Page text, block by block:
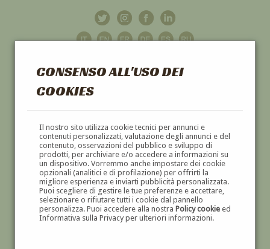
CONSENSO ALL'USO DEI
COOKIES
Il nostro sito utilizza cookie tecnici per annunci e
contenuti personalizzati, valutazione degli annunci e del
contenuto, osservazioni del pubblico e sviluppo di
prodotti, per archiviare e/o accedere a informazioni su
un dispositivo. Vorremmo anche impostare dei cookie
opzionali (analitici e di profilazione) per offrirti la
migliore esperienza e inviarti pubblicità personalizzata.
Puoi scegliere di gestire le tue preferenze e accettare,
selezionare o rifiutare tutti i cookie dal pannello
personalizza. Puoi accedere alla nostra Policy cookieed
Informativa sulla Privacy per ulteriori informazioni.
GALLERIAD'ARTE
DIPINTI E SCULTURE '800 E '900